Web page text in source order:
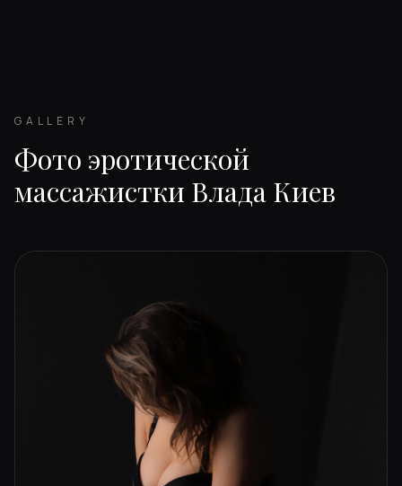
GALLERY
Фото эротической
массажистки Влада Киев